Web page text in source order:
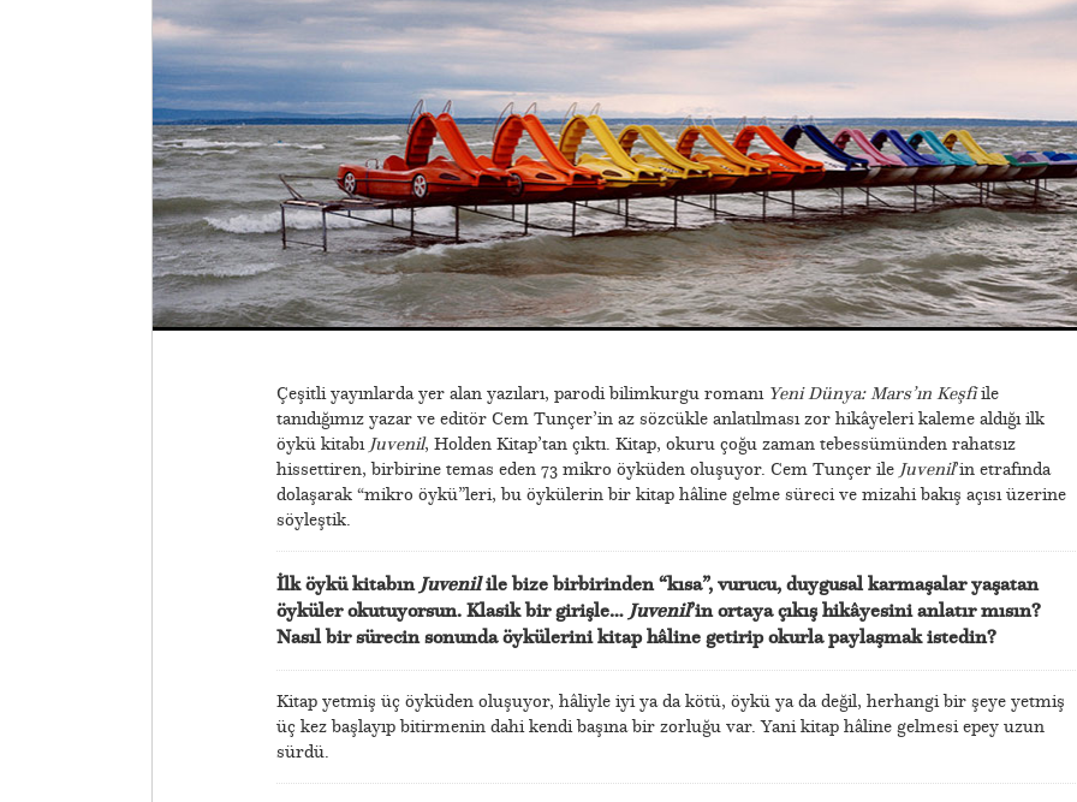
Çeşitli yayınlarda yer alan yazıları, parodi bilimkurgu romanı Yeni Dünya: Mars’ın Keşfiile
tanıdığımız yazar ve editör Cem Tunçer’in az sözcükle anlatılması zor hikâyeleri kaleme aldığı ilk
öykü kitabı Juvenil, Holden Kitap’tan çıktı. Kitap, okuru çoğu zaman tebessümünden rahatsız
hissettiren, birbirine temas eden 73 mikro öyküden oluşuyor. Cem Tunçer ileJuvenil’in etrafında
dolaşarak “mikro öykü”leri, bu öykülerin bir kitap hâline gelme süreci ve mizahi bakış açısı üzerine
söyleştik.
İlk öykü kitabın Juvenilile bize birbirinden “kısa”, vurucu, duygusal karmaşalar yaşatan
öyküler okutuyorsun. Klasik bir girişle… Juvenil’in ortaya çıkış hikâyesini anlatır mısın?
Nasıl bir sürecin sonunda öykülerini kitap hâline getirip okurla paylaşmak istedin?
Kitap yetmiş üç öyküden oluşuyor, hâliyle iyi ya da kötü, öykü ya da değil, herhangi bir şeye yetmiş
üç kez başlayıp bitirmenin dahi kendi başına bir zorluğu var. Yani kitap hâline gelmesi epey uzun
sürdü.